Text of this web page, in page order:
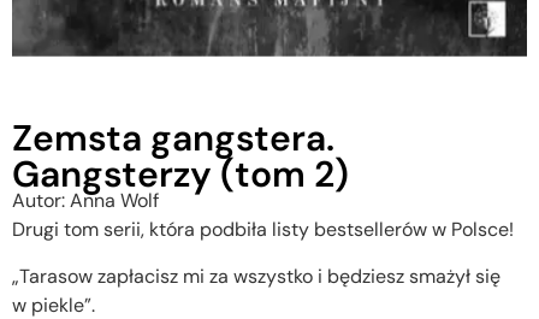
Zemsta gangstera.
Gangsterzy (tom 2)
Autor: Anna Wolf
Drugi tom serii, która podbiła listy bestsellerów w Polsce!
„Tarasow zapłacisz mi za wszystko i będziesz smażył się
w piekle”.